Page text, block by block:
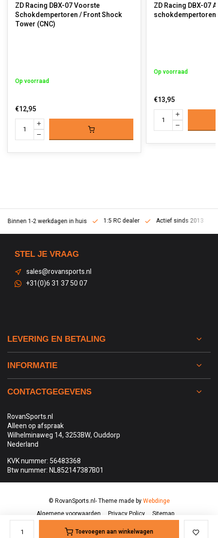
Toevoegen aan winkelwagen
ZD Racing DBX-07 Voorste
Schokdempertoren / Front Shock
Tower (CNC)
Op voorraad
€12,95
ZD Racing DBX-07
schokdempertoren
Op voorraad
€13,95
Binnen 1-2 werkdagen in huis 1:5 RC dealer Actief sinds 2013
STEL JE VRAAG
sales@rovansports.nl
+31(0)6 31 37 50 07
LEVERING EN BETALING
INFORMATIE
CONTACTGEGEVENS
RovanSports.nl
Alleen op afspraak
Wilhelminaweg 14, 3253BW, Ouddorp
Nederland
KVK nummer: 56483368
Btw nummer: NL852147387B01
Algemene voorwaarden Privacy Policy Sitemap
© RovanSports.nl- Theme made byWebdinge